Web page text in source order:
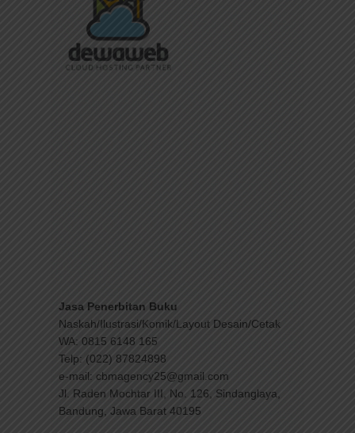
Jasa Penerbitan Buku
Naskah/Ilustrasi/Komik/Layout Desain/Cetak
WA: 0815 6148 165
Telp: (022) 87824898
e-mail: cbmagency25@gmail.com
Jl. Raden Mochtar III, No. 126, Sindanglaya,
Bandung, Jawa Barat 40195